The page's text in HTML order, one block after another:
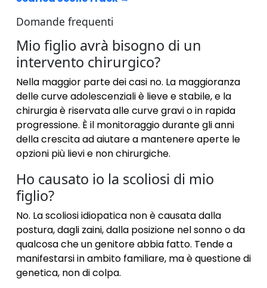
Domande frequenti
Mio figlio avrà bisogno di un
intervento chirurgico?
Nella maggior parte dei casi no. La maggioranza
delle curve adolescenziali è lieve e stabile, e la
chirurgia è riservata alle curve gravi o in rapida
progressione. È il monitoraggio durante gli anni
della crescita ad aiutare a mantenere aperte le
opzioni più lievi e non chirurgiche.
Ho causato io la scoliosi di mio
figlio?
No. La scoliosi idiopatica non è causata dalla
postura, dagli zaini, dalla posizione nel sonno o da
qualcosa che un genitore abbia fatto. Tende a
manifestarsi in ambito familiare, ma è questione di
genetica, non di colpa.